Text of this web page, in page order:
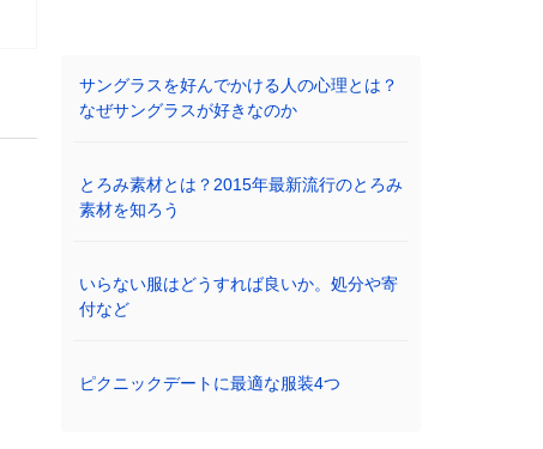
サングラスを好んでかける人の心理とは？
なぜサングラスが好きなのか
とろみ素材とは？2015年最新流行のとろみ
素材を知ろう
いらない服はどうすれば良いか。処分や寄
付など
ピクニックデートに最適な服装4つ